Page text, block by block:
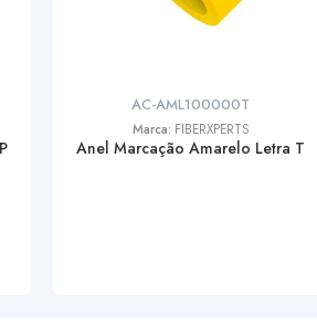
AC-AML100000T
Marca: FIBERXPERTS
Anel Marcação Amarelo Letra T